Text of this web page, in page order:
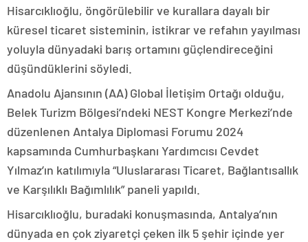
Hisarcıklıoğlu, öngörülebilir ve kurallara dayalı bir
küresel ticaret sisteminin, istikrar ve refahın yayılması
yoluyla dünyadaki barış ortamını güçlendireceğini
düşündüklerini söyledi.
Anadolu Ajansının (AA) Global İletişim Ortağı olduğu,
Belek Turizm Bölgesi’ndeki NEST Kongre Merkezi’nde
düzenlenen Antalya Diplomasi Forumu 2024
kapsamında Cumhurbaşkanı Yardımcısı Cevdet
Yılmaz’ın katılımıyla “Uluslararası Ticaret, Bağlantısallık
ve Karşılıklı Bağımlılık” paneli yapıldı.
Hisarcıklıoğlu, buradaki konuşmasında, Antalya’nın
dünyada en çok ziyaretçi çeken ilk 5 şehir içinde yer